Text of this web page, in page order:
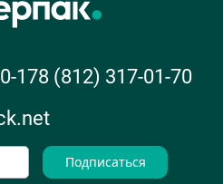
178 (812) 317-01-70
Подписаться